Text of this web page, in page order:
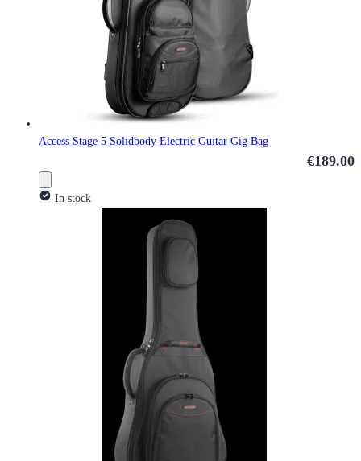
Access Stage 5 Solidbody Electric Guitar Gig Bag
€189.00
In stock